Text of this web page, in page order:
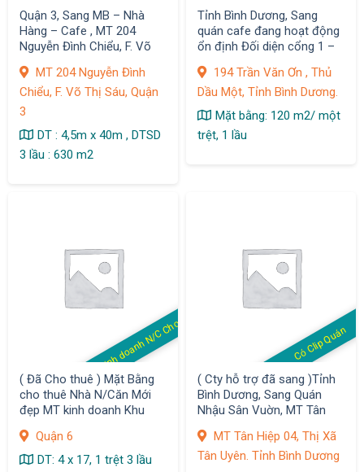
Quận 3, Sang MB – Nhà
Hàng – Cafe , MT 204
Nguyễn Đình Chiểu, F. Võ
MT 204 Nguyễn Đình
Chiểu, F. Võ Thị Sáu, Quận
3
DT : 4,5m x 40m , DTSD
3 lầu : 630 m2
Tỉnh Bình Dương, Sang
quán cafe đang hoạt động
ổn định Đối diện cổng 1 –
Dầu 1194 Trần Văn Ơn , Thủ
Dầu Một, Tỉnh Bình Dương.
Mặt bằng: 120 m2/ một
trệt, 1 lầu
MB kinh doanh N/C Cho thuê
( Đã Cho thuê ) Mặt Bằng
cho thuê Nhà N/Căn Mới
đẹp MT kinh doanh Khu
Quận 6
DT: 4 x 17, 1 trệt 3 lầu
Có Clip Quán
( Cty hỗ trợ đã sang )Tỉnh
Bình Dương, Sang Quán
Nhậu Sân Vuờn, MT Tân
MT Tân Hiệp 04, Thị Xã
Tân Uyên. Tỉnh Bình Dương